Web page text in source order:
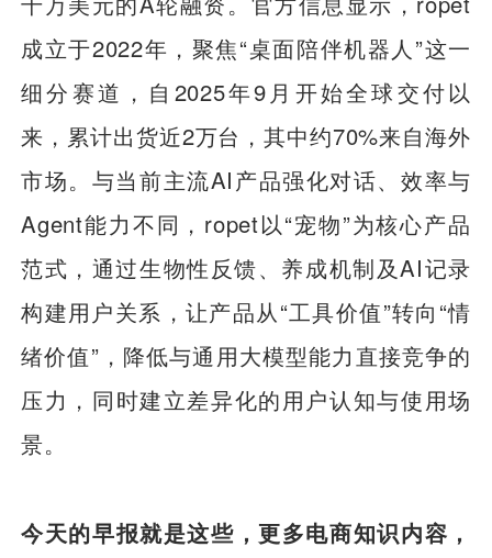
成立于2022年，聚焦“桌面陪伴机器人”这一
细分赛道，自2025年9月开始全球交付以
来，累计出货近2万台，其中约70%来自海外
市场。与当前主流AI产品强化对话、效率与
Agent能力不同，ropet以“宠物”为核心产品
范式，通过生物性反馈、养成机制及AI记录
构建用户关系，让产品从“工具价值”转向“情
绪价值”，降低与通用大模型能力直接竞争的
压力，同时建立差异化的用户认知与使用场
景。
今天的早报就是这些，更多电商知识内容，